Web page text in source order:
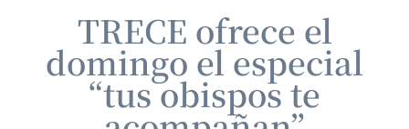
TRECE ofrece el
domingo el especial
“tus obispos te